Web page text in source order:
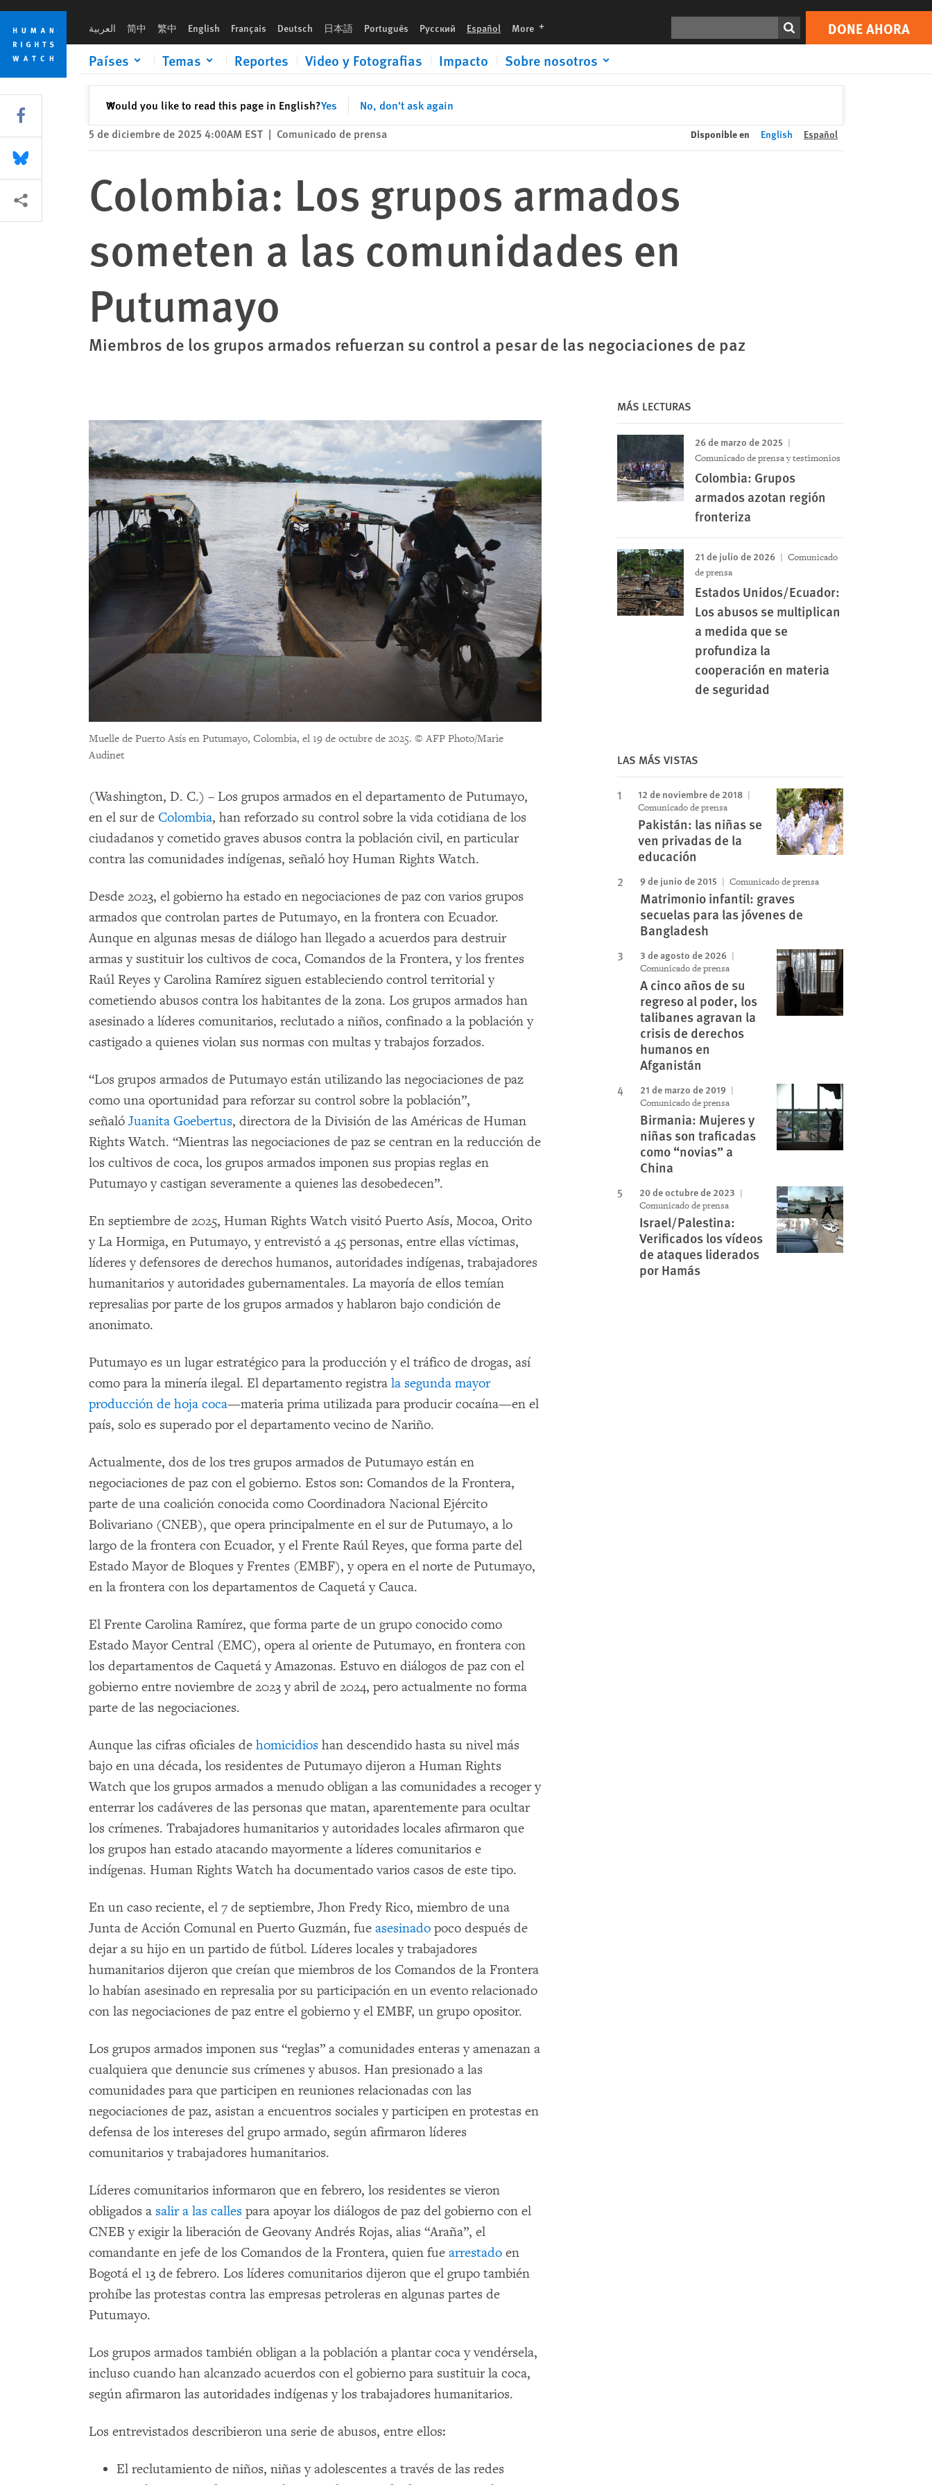
Skip
cookie
privacy
notice
Skip
main
content
العربية 简中 繁中 English Français Deutsch 日本語 Português Русский Español More languages DONE AHORA
Países Temas Reportes Video y Fotografias Impacto Sobre nosotros
Would you like to read this page in English?Yes No, don't ask again
✕Cerrar
Print DONE AHORA
5 de diciembre de 2025 4:00AM EST | Comunicado de prensa Disponible en English Español
Colombia: Los grupos armados
someten a las comunidades en
Putumayo
Miembros de los grupos armados refuerzan su control a pesar de las negociaciones de paz
Muelle de Puerto Asís en Putumayo, Colombia, el 19 de octubre de 2025. © AFP Photo/Marie
Audinet
(Washington, D. C.) – Los grupos armados en el departamento de Putumayo,
en el sur de Colombia, han reforzado su control sobre la vida cotidiana de los
ciudadanos y cometido graves abusos contra la población civil, en particular
contra las comunidades indígenas, señaló hoy Human Rights Watch.
Desde 2023, el gobierno ha estado en negociaciones de paz con varios grupos
armados que controlan partes de Putumayo, en la frontera con Ecuador.
Aunque en algunas mesas de diálogo han llegado a acuerdos para destruir
armas y sustituir los cultivos de coca, Comandos de la Frontera, y los frentes
Raúl Reyes y Carolina Ramírez siguen estableciendo control territorial y
cometiendo abusos contra los habitantes de la zona. Los grupos armados han
asesinado a líderes comunitarios, reclutado a niños, confinado a la población y
castigado a quienes violan sus normas con multas y trabajos forzados.
“Los grupos armados de Putumayo están utilizando las negociaciones de paz
como una oportunidad para reforzar su control sobre la población”,
señaló Juanita Goebertus, directora de la División de las Américas de Human
Rights Watch. “Mientras las negociaciones de paz se centran en la reducción de
los cultivos de coca, los grupos armados imponen sus propias reglas en
Putumayo y castigan severamente a quienes las desobedecen”.
En septiembre de 2025, Human Rights Watch visitó Puerto Asís, Mocoa, Orito
y La Hormiga, en Putumayo, y entrevistó a 45 personas, entre ellas víctimas,
líderes y defensores de derechos humanos, autoridades indígenas, trabajadores
humanitarios y autoridades gubernamentales. La mayoría de ellos temían
represalias por parte de los grupos armados y hablaron bajo condición de
anonimato.
Putumayo es un lugar estratégico para la producción y el tráfico de drogas, así
como para la minería ilegal. El departamento registra la segunda mayor
producción de hoja coca—materia prima utilizada para producir cocaína—en el
país, solo es superado por el departamento vecino de Nariño.
Actualmente, dos de los tres grupos armados de Putumayo están en
negociaciones de paz con el gobierno. Estos son: Comandos de la Frontera,
parte de una coalición conocida como Coordinadora Nacional Ejército
Bolivariano (CNEB), que opera principalmente en el sur de Putumayo, a lo
largo de la frontera con Ecuador, y el Frente Raúl Reyes, que forma parte del
Estado Mayor de Bloques y Frentes (EMBF), y opera en el norte de Putumayo,
en la frontera con los departamentos de Caquetá y Cauca.
El Frente Carolina Ramírez, que forma parte de un grupo conocido como
Estado Mayor Central (EMC), opera al oriente de Putumayo, en frontera con
los departamentos de Caquetá y Amazonas. Estuvo en diálogos de paz con el
gobierno entre noviembre de 2023 y abril de 2024, pero actualmente no forma
parte de las negociaciones.
Aunque las cifras oficiales de homicidios han descendido hasta su nivel más
bajo en una década, los residentes de Putumayo dijeron a Human Rights
Watch que los grupos armados a menudo obligan a las comunidades a recoger y
enterrar los cadáveres de las personas que matan, aparentemente para ocultar
los crímenes. Trabajadores humanitarios y autoridades locales afirmaron que
los grupos han estado atacando mayormente a líderes comunitarios e
indígenas. Human Rights Watch ha documentado varios casos de este tipo.
En un caso reciente, el 7 de septiembre, Jhon Fredy Rico, miembro de una
Junta de Acción Comunal en Puerto Guzmán, fue asesinado poco después de
dejar a su hijo en un partido de fútbol. Líderes locales y trabajadores
humanitarios dijeron que creían que miembros de los Comandos de la Frontera
lo habían asesinado en represalia por su participación en un evento relacionado
con las negociaciones de paz entre el gobierno y el EMBF, un grupo opositor.
Los grupos armados imponen sus “reglas” a comunidades enteras y amenazan a
cualquiera que denuncie sus crímenes y abusos. Han presionado a las
comunidades para que participen en reuniones relacionadas con las
negociaciones de paz, asistan a encuentros sociales y participen en protestas en
defensa de los intereses del grupo armado, según afirmaron líderes
comunitarios y trabajadores humanitarios.
Líderes comunitarios informaron que en febrero, los residentes se vieron
obligados a salir a las calles para apoyar los diálogos de paz del gobierno con el
CNEB y exigir la liberación de Geovany Andrés Rojas, alias “Araña”, el
comandante en jefe de los Comandos de la Frontera, quien fue arrestado en
Bogotá el 13 de febrero. Los líderes comunitarios dijeron que el grupo también
prohíbe las protestas contra las empresas petroleras en algunas partes de
Putumayo.
Los grupos armados también obligan a la población a plantar coca y vendérsela,
incluso cuando han alcanzado acuerdos con el gobierno para sustituir la coca,
según afirmaron las autoridades indígenas y los trabajadores humanitarios.
Los entrevistados describieron una serie de abusos, entre ellos:
El reclutamiento de niños, niñas y adolescentes a través de las redes
MÁS LECTURAS
26 de marzo de 2025
Comunicado de prensa y testimonios
Colombia: Grupos
armados azotan región
fronteriza
21 de julio de 2026
Comunicado
de prensa
Estados Unidos/Ecuador:
Los abusos se multiplican
a medida que se
profundiza la
cooperación en materia
de seguridad
LAS MÁS VISTAS
12 de noviembre de 2018
Comunicado de prensa
Pakistán: las niñas se
ven privadas de la
educación
9 de junio de 2015 Comunicado de prensa
Matrimonio infantil: graves
secuelas para las jóvenes de
Bangladesh
3 de agosto de 2026
Comunicado de prensa
A cinco años de su
regreso al poder, los
talibanes agravan la
crisis de derechos
humanos en
Afganistán
21 de marzo de 2019
Comunicado de prensa
Birmania: Mujeres y
niñas son traficadas
como “novias” a
China
20 de octubre de 2023
Comunicado de prensa
Israel/Palestina:
Verificados los vídeos
de ataques liderados
por Hamás
Share this via Facebook
Share this via Bluesky
Share this via Compartir